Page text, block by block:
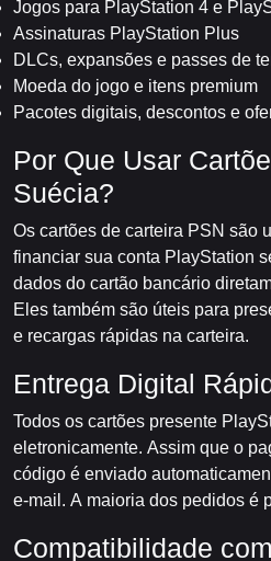
Jogos para PlayStation 4 e
Assinaturas PlayStation Plus
DLCs, expansões e passes de
Moeda do jogo e itens premium
Pacotes digitais, descontos e
Por Que Usar
Suécia?
Os cartões de carteira PSN são
financiar sua conta PlayStation
dados do cartão bancário
Eles também são úteis para
e recargas rápidas na carteira.
Entrega Digital
Todos os cartões presente
eletronicamente. Assim que o
código é enviado
e-mail. A maioria dos pedidos é
Compatibilidade